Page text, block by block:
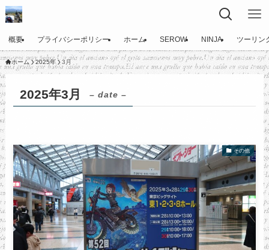
概要 プライバシーポリシー ホーム SEROW NINJA ツーリン
ホーム 2025年 3月
2025年3月 – date –
その他